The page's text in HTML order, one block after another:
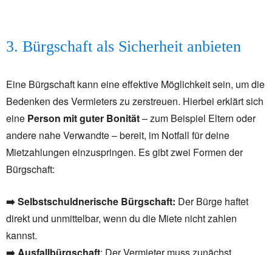
3. Bürgschaft als Sicherheit anbieten
Eine Bürgschaft kann eine effektive Möglichkeit sein, um die
Bedenken des Vermieters zu zerstreuen. Hierbei erklärt sich
eine Person mit guter Bonität– zum Beispiel Eltern oder
andere nahe Verwandte – bereit, im Notfall für deine
Mietzahlungen einzuspringen. Es gibt zwei Formen der
Bürgschaft:
➡️Selbstschuldnerische Bürgschaft: Der Bürge haftet
direkt und unmittelbar, wenn du die Miete nicht zahlen
kannst.